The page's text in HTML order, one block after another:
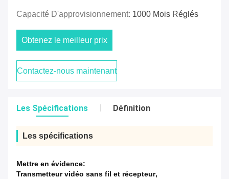
Capacité D'approvisionnement: 1000 Mois Réglés
Obtenez le meilleur prix
Contactez-nous maintenant
Les Spécifications Définition
Les spécifications
Mettre en évidence:
Transmetteur vidéo sans fil et récepteur,